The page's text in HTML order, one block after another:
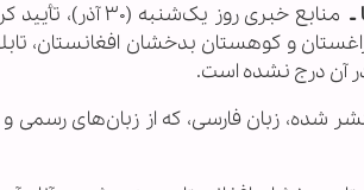
منابع خبری روز
راغستان و کوهستان بدخشان افغانستان،
آن درج نشده است.
شده، زبان فارسی، که از زبان‌های رسمی